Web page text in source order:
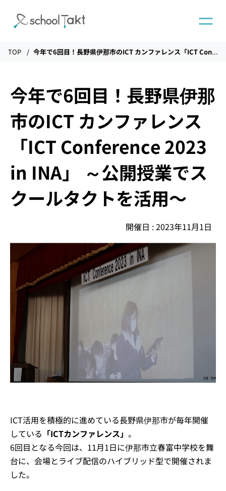
機能
タクトAI
導入事例
導入実績
料金
お知らせ
よくある質問
TOP 今年で6回目！長野県伊那市のICT カンファレンス「ICT Conference 2023 in INA」 ～公開授業でスクールタクトを活用〜
今年で6回目！長野県伊那
市のICT カンファレンス
「ICT Conference 2023
in INA」 ～公開授業でス
クールタクトを活用〜
開催日 : 2023年11月1日
ICT活用を積極的に進めている長野県伊那市が毎年開催
している 「ICTカンファレンス」 。
6回目となる今回は、11月1日に伊那市立春富中学校を舞
台に、会場とライブ配信のハイブリッド型で開催されま
した。